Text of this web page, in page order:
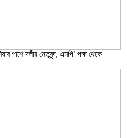
পাশে দলীয় নেতৃবৃন্দ, এমপি’ পক্ষ থেকে